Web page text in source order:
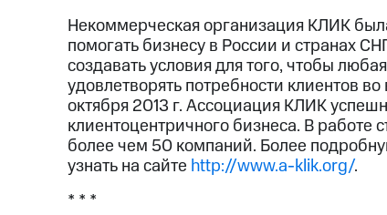
Некоммерческая организация КЛИК
помогать бизнесу в России и странах
создавать условия для того, чтобы
удовлетворять потребности клиентов
октября 2013 г. Ассоциация КЛИК
клиентоцентричного бизнеса. В работе
более чем 50 компаний. Более
узнать на сайте http://www.a-klik.org/.
* * *